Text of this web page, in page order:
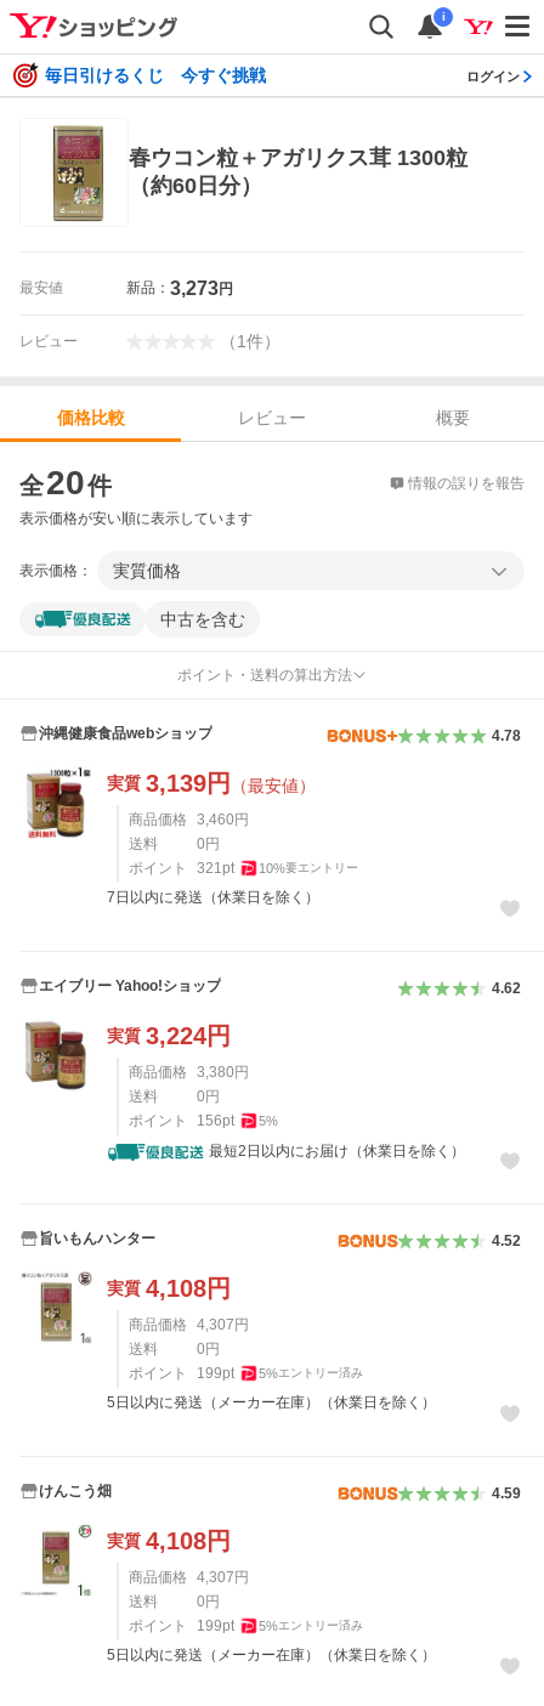
i
毎日引けるくじ 今すぐ挑戦 ログイン
春ウコン粒＋アガリクス茸 1300粒
（約60日分）
最安値 新品： 3,273円
レビュー （1件）
価格比較 レビュー
概要
全20件 情報の誤りを報告
表示価格が安い順に表示しています
表示価格： 実質価格
中古を含む
ポイント・送料の算出方法
沖縄健康食品webショップ 4.78
実質 3,139円 （最安値）
商品価格 3,460 円
送料
0 円
ポイント
321pt 10%要エントリー
7日以内に発送（休業日を除く）
エイブリー Yahoo!ショップ 4.62
実質 3,224円
商品価格 3,380 円
送料
0 円
ポイント
156pt 5%
最短2日以内にお届け（休業日を除く）
旨いもんハンター 4.52
実質 4,108円
商品価格 4,307 円
送料
0 円
ポイント
199pt 5%エントリー済み
5日以内に発送（メーカー在庫）（休業日を除く）
けんこう畑 4.59
実質 4,108円
商品価格 4,307 円
送料
0 円
ポイント
199pt 5%エントリー済み
5日以内に発送（メーカー在庫）（休業日を除く）